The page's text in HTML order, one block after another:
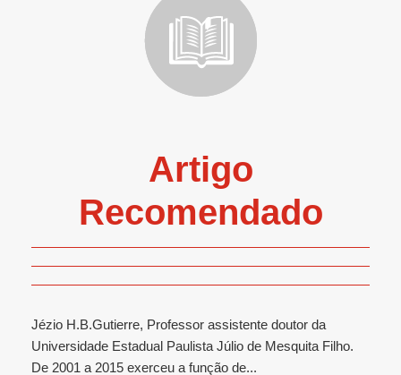
Artigo
Recomendado
Jézio H.B.Gutierre, Professor assistente doutor da
Universidade Estadual Paulista Júlio de Mesquita Filho.
De 2001 a 2015 exerceu a função de...